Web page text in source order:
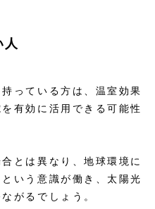
人
っている方は、温室効果
有効に活用できる可能性
とは異なり、地球環境に
いう意識が働き、太陽光
がるでしょう。